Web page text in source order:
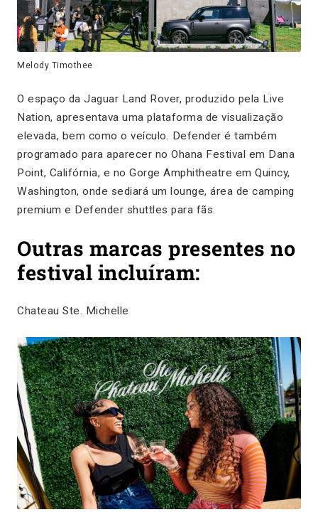
Melody Timothee
O espaço da Jaguar Land Rover, produzido pela Live
Nation, apresentava uma plataforma de visualização
elevada, bem como o veículo. Defender é também
programado para aparecer no Ohana Festival em Dana
Point, Califórnia, e no Gorge Amphitheatre em Quincy,
Washington, onde sediará um lounge, área de camping
premium e Defender shuttles para fãs.
Outras marcas presentes no
festival incluíram:
Chateau Ste. Michelle